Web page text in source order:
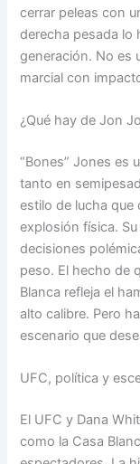
cerrar peleas con
derecha pesada lo
generación. No es
marcial con
¿Qué hay de Jon
“Bones” Jones es
tanto en
estilo de lucha
explosión física.
decisiones
peso. El hecho de
Blanca refleja el
alto calibre. Pero
escenario que
UFC, política y
El UFC y Dana
como la Casa